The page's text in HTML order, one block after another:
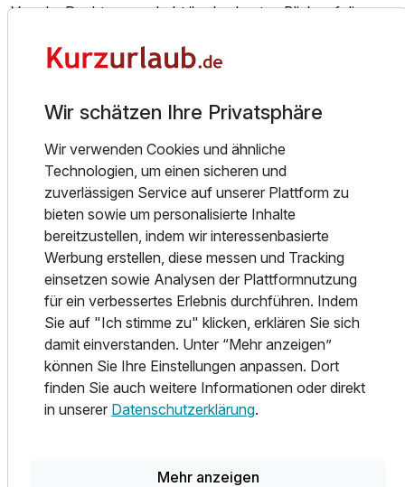
Für 3 Tage
Von der Dachterrasse habt ihr den besten Blick auf die
und Meeresrauschen in den Ohren lässt es sich herrlich
Cube – von der Welle direkt in die Wärme! Euer
Rückzugsort über den Dächern von Grömitz mit
atemberaubendem Blick auf die Promenade und das
unendliche Meer.
Ob nach einem langen Strandtag, einem Spaziergang bei
frischer Meeresbrise oder beim Sonnenuntergang über der
Ostsee – im Saunacube entspannt ihr mit Stil.
Modern, lässig und mit dieser besonderen Portion „Beach
Vibes“ – einfach der perfekte Ort, um die Seele baumeln zu
lassen.
Saunacube: Alle Infos auf einen Blick
- für bis zu 4 Personen
- Voranmeldung tägl. bis 13:00 Uhr, ihr könnt uns unter
Wir schätzen Ihre Privatsphäre
Wir verwenden Cookies und ähnliche
Technologien, um einen sicheren und
zuverlässigen Service auf unserer Plattform zu
bieten sowie um personalisierte Inhalte
bereitzustellen, indem wir interessenbasierte
Werbung erstellen, diese messen und Tracking
einsetzen sowie Analysen der Plattformnutzung
für ein verbessertes Erlebnis durchführen. Indem
Sie auf "Ich stimme zu" klicken, erklären Sie sich
damit einverstanden. Unter “Mehr anzeigen”
können Sie Ihre Einstellungen anpassen. Dort
finden Sie auch weitere Informationen oder direkt
in unserer Datenschutzerklärung.
Mehr anzeigen